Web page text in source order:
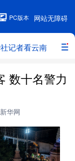
网站无障碍
PC版本
记者看云南 政务
本网原创
教育
图片
数十名警力
华网